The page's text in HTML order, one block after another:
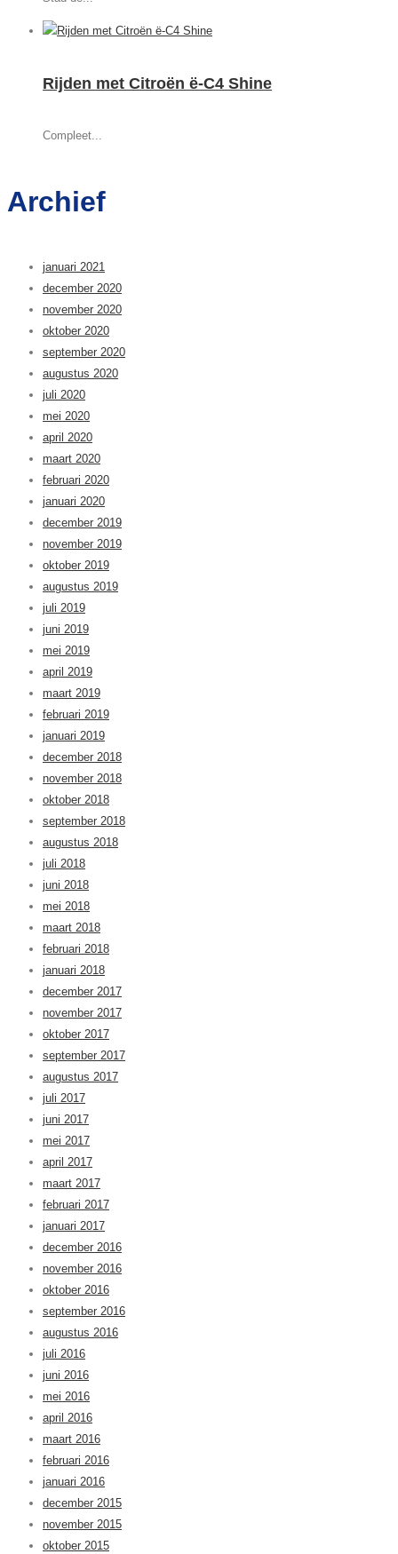
Rijden met Citroën ë-C4 Shine
Compleet...
Archief
januari 2021
december 2020
november 2020
oktober 2020
september 2020
augustus 2020
juli 2020
mei 2020
april 2020
maart 2020
februari 2020
januari 2020
december 2019
november 2019
oktober 2019
augustus 2019
juli 2019
juni 2019
mei 2019
april 2019
maart 2019
februari 2019
januari 2019
december 2018
november 2018
oktober 2018
september 2018
augustus 2018
juli 2018
juni 2018
mei 2018
maart 2018
februari 2018
januari 2018
december 2017
november 2017
oktober 2017
september 2017
augustus 2017
juli 2017
juni 2017
mei 2017
april 2017
maart 2017
februari 2017
januari 2017
december 2016
november 2016
oktober 2016
september 2016
augustus 2016
juli 2016
juni 2016
mei 2016
april 2016
maart 2016
februari 2016
januari 2016
december 2015
november 2015
oktober 2015